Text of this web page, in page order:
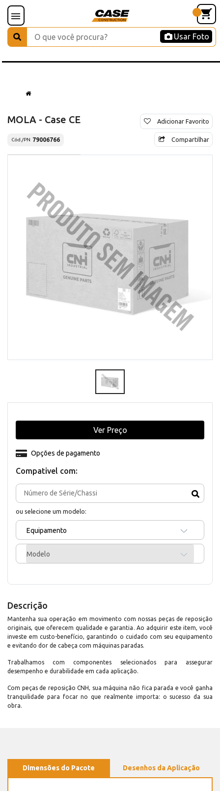
Usar Foto
MOLA - Case CE
Cód./PN 79006766
Adicionar Favorito
Compartilhar
Compativel com:
ou selecione um modelo:
Equipamento
Modelo
Opções de pagamento
Ver Preço
Descrição
Mantenha sua operação em movimento com nossas peças de reposição
originais, que oferecem qualidade e garantia. Ao adquirir este item, você
investe em custo-benefício, garantindo o cuidado com seu equipamento
e evitando dor de cabeça com máquinas paradas.
Trabalhamos com componentes selecionados para assegurar
desempenho e durabilidade em cada aplicação.
Com peças de reposição CNH, sua máquina não fica parada e você ganha
tranquilidade para focar no que realmente importa: o sucesso da sua
obra.
Dimensões do Pacote Desenhos da Aplicação